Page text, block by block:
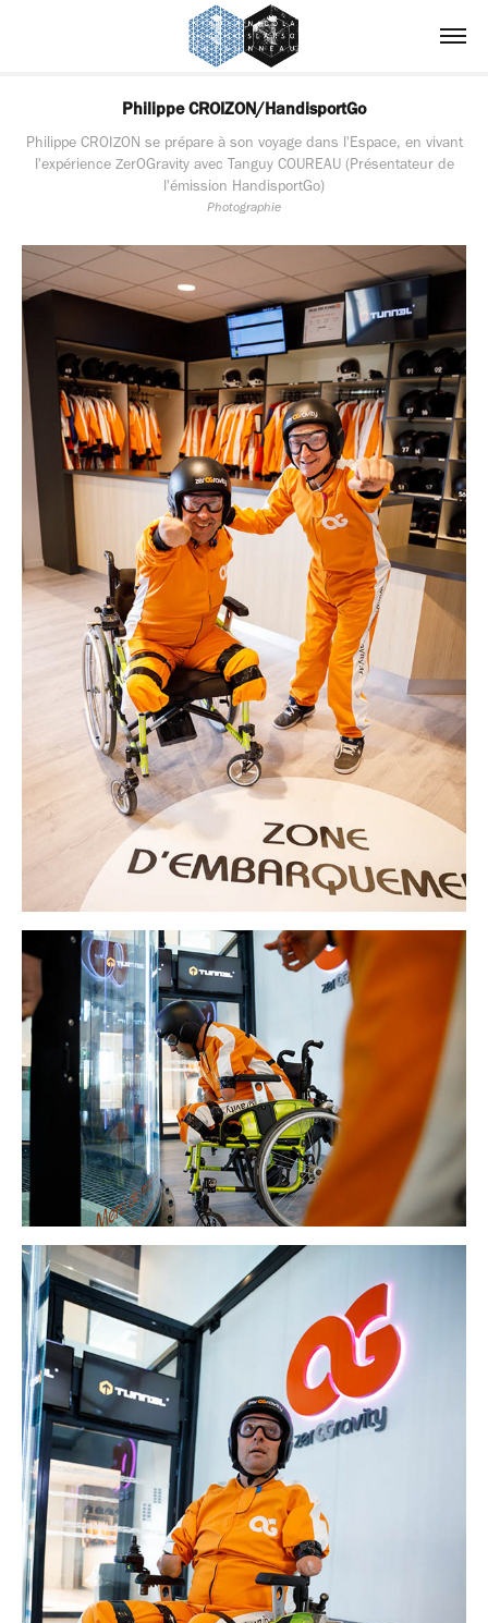
Philippe CROIZON/HandisportGo
Philippe CROIZON se prépare à son voyage dans l'Espace, en vivant
l'expérience ZerOGravity avec Tanguy COUREAU (Présentateur de
l'émission HandisportGo)
Photographie